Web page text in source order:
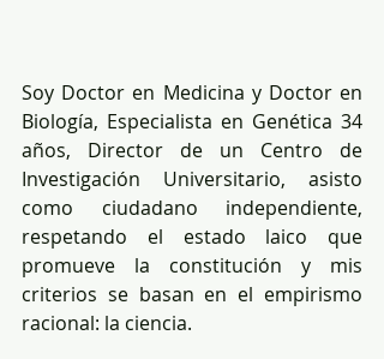
Soy Doctor en Medicina y Doctor en
Biología, Especialista en Genética 34
años, Director de un Centro de
Investigación Universitario, asisto
como ciudadano independiente,
respetando el estado laico que
promueve la constitución y mis
criterios se basan en el empirismo
racional: la ciencia.